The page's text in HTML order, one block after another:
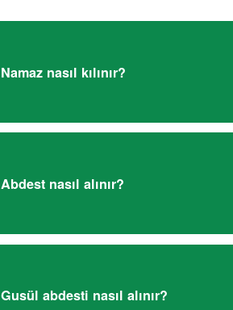
Namaz nasıl kılınır?
Abdest nasıl alınır?
Gusül abdesti nasıl alınır?